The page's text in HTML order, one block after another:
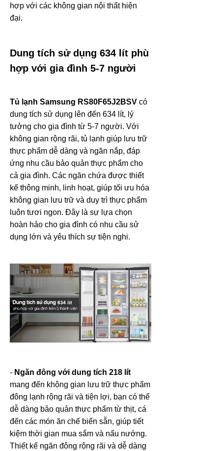
hợp với các không gian nội thất hiện
đại.
Dung tích sử dụng 634 lít phù
hợp với gia đình 5-7 người
Tủ lạnh Samsung RS80F65J2BSV có
dung tích sử dụng lên đến 634 lít, lý
tưởng cho gia đình từ 5-7 người. Với
không gian rộng rãi, tủ lạnh giúp lưu trữ
thực phẩm dễ dàng và ngăn nắp, đáp
ứng nhu cầu bảo quản thực phẩm cho
cả gia đình. Các ngăn chứa được thiết
kế thông minh, linh hoạt, giúp tối ưu hóa
không gian lưu trữ và duy trì thực phẩm
luôn tươi ngon. Đây là sự lựa chọn
hoàn hảo cho gia đình có nhu cầu sử
dụng lớn và yêu thích sự tiện nghi.
- Ngăn đông với dung tích 218 lít
mang đến không gian lưu trữ thực phẩm
đông lạnh rộng rãi và tiện lợi, bạn có thể
dễ dàng bảo quản thực phẩm từ thịt, cá
đến các món ăn chế biến sẵn, giúp tiết
kiệm thời gian mua sắm và nấu nướng.
Thiết kế ngăn đông rộng rãi và dễ dàng